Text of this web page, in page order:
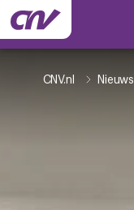
CNV.nl Nieuws